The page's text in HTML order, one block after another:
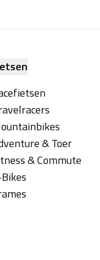
& Toer
& Commute